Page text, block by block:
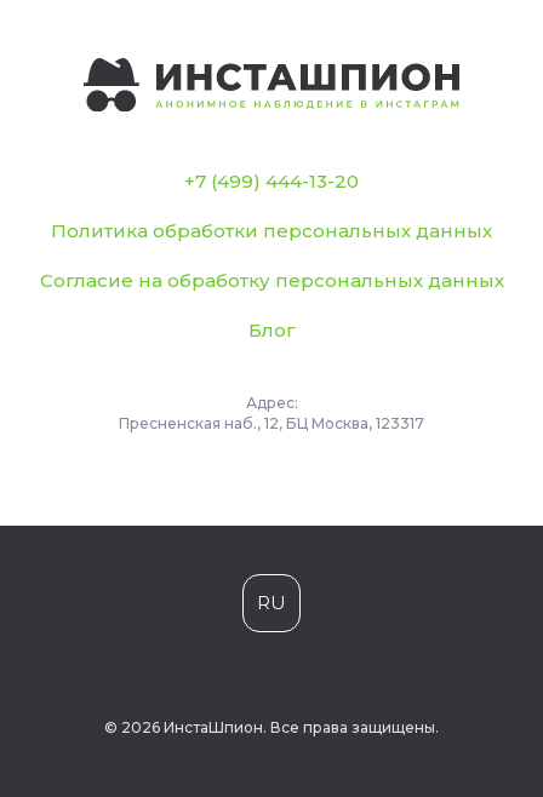
+7 (499) 444-13-20
Политика обработки персональных данных
Согласие на обработку персональных данных
Блог
Адрес:
Пресненская наб., 12, БЦ Москва, 123317
RU
© 2026 ИнстаШпион. Все права защищены.